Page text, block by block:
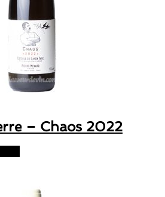
– Chaos 2022